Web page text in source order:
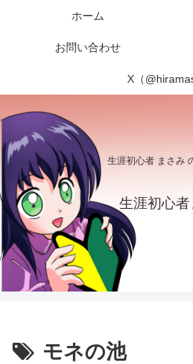
生涯初心者 まさみ
生涯初心
ホーム
お問い合わせ
X（
モネの池